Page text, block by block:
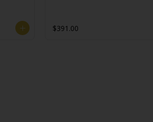
$391.00